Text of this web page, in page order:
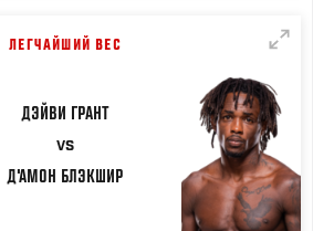
ЛЕГЧАЙШИЙ ВЕС
ДЭЙВИ ГРАНТ
VS
Д'АМОН БЛЭКШИР